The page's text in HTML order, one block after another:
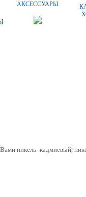
АКСЕССУАРЫ
никель–кадмиевый,